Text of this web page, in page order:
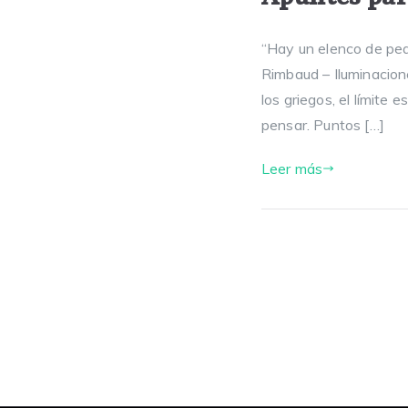
“Hay un elenco de
Rimbaud –
los griegos, el límite
pensar. Puntos […]
Leer más